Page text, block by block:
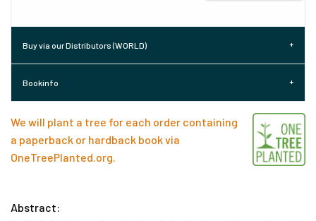
Buy via our Distributors (WORLD)
Bookinfo
We will plant a tree for each order containing
a paperback or hardback book via
OneTreePlanted.org.
Abstract: